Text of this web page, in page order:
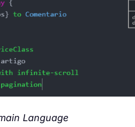
Language